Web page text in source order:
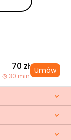
70 zł
30 min
Umów